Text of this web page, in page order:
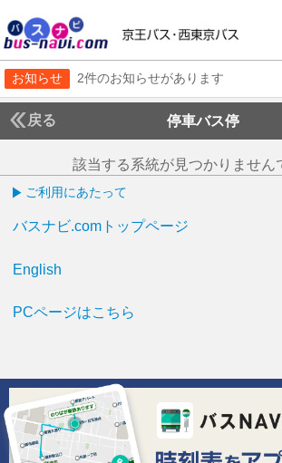
お知らせ 2件のお知らせがあります
戻る 停車バス停
該当する系統が見つかりません
ご利用にあたって
バスナビ.comトップページ
English
PCページはこちら